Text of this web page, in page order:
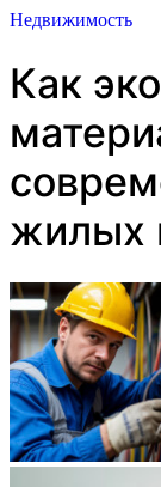
Недвижимость
Как
жилых